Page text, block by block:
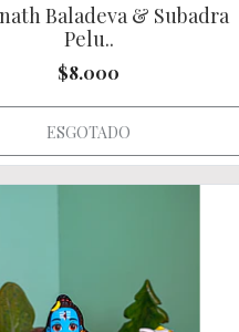
Baladeva & Subadra
Pelu..
$8.000
ESGOTADO